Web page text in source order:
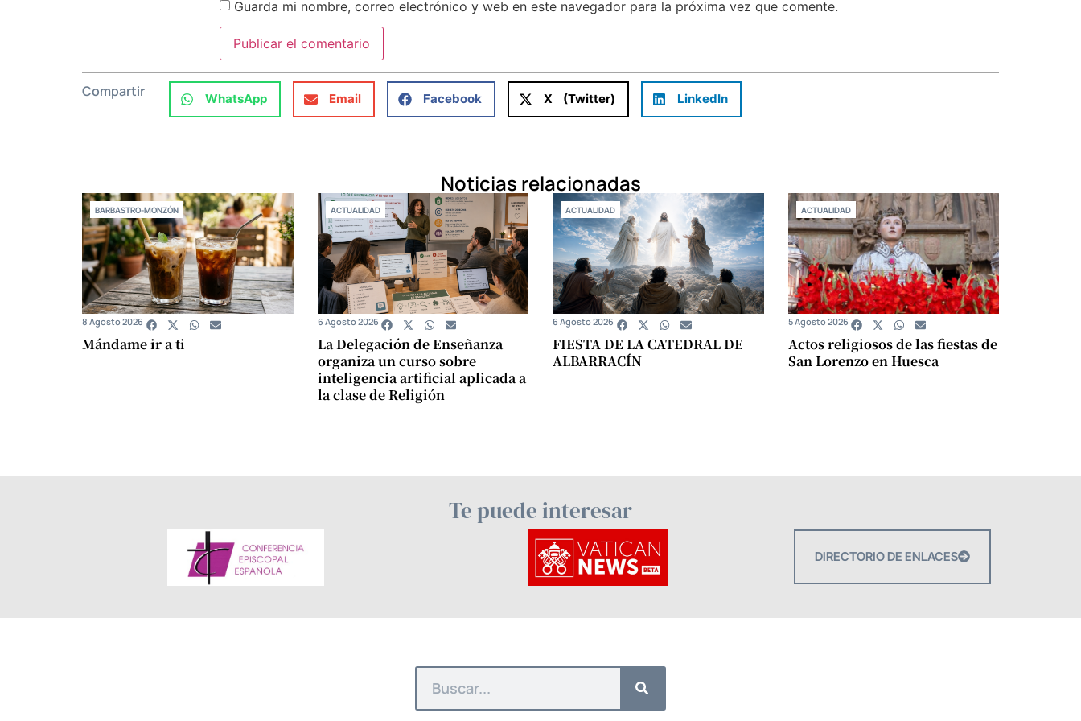
Guarda mi nombre, correo electrónico y web en este navegador para la próxima vez que comente.
Compartir WhatsApp Email Facebook X (Twitter) LinkedIn
Noticias relacionadas
BARBASTRO-MONZÓN
Mándame ir a ti
8 Agosto 2026
ACTUALIDAD
La Delegación de Enseñanza
organiza un curso sobre
inteligencia artificial aplicada a
la clase de Religión
6 Agosto 2026
ACTUALIDAD
FIESTA DE LA CATEDRAL DE
ALBARRACÍN
6 Agosto 2026
ACTUALIDAD
Actos religiosos de las fiestas de
San Lorenzo en Huesca
5 Agosto 2026
Te puede interesar
DIRECTORIO DE ENLACES